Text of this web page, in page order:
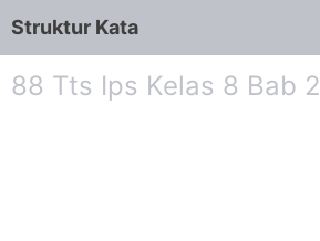
Struktur Kata
88 Tts Ips Kelas 8 Bab 2